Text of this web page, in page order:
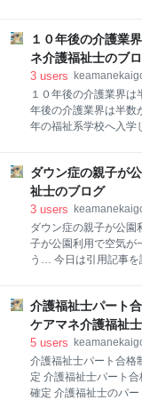
はブログのお知らせ
選挙の公約を発表した
げの実現や人への投資
しの高齢者問題… ど
なった時にぶち当たる
るが… 【公式】ケアマ
でもしないと安心は
がって始まるだろうけ
士の日常 ココからは
増加の傾向です。総務
の独居高齢者は約231
女性の独居高齢者の数
１０年後の介護業
ネ介護福祉士のブ
3 users
１０年後の介護業界は
年後の介護業界は半数
年の福祉系学校へ入学
護業界が注目されて
もしていない… 不況の
ってくるけど… すでに
【公式】ケアマネ介
不足を解消しようと
あ日本人の介護職員
ログのお知らせ⇓⇓ 大
養成校で組織する「日
30日、今年度の入学者
し
ダウン症の親子が
祉士のブログ
3 users
ダウン症の親子が公園
子が公園利用で空気が
う… 今日は引用記事
は親目線になったけ
ケアマネ介護福祉士的
み分けや共存っていう
ココからはブログの
月の調査によると、介
も「ヤングケアラー」
介護福祉士パート
ケアマネ介護福祉
5 users
介護福祉士パート合格
定 介護福祉士パート
確定 介護福祉士のパ